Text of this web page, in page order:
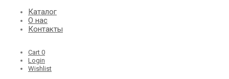
Каталог
О нас
Контакты
Cart 0
Login
Wishlist